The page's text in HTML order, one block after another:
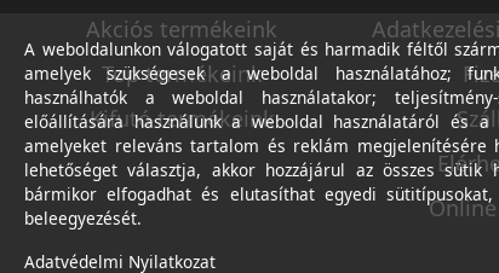
Akciós termékeink
Top termékeink
Kifutó termékeink
A weboldalunkon válogatott saját és harmadik féltől
amelyek szükségesek a weboldal használatához;
használhatók a weboldal használatakor;
előállítására használunk a weboldal használatáról és
amelyeket releváns tartalom és reklám megjelenítésére
lehetőséget választja, akkor hozzájárul az összes sütik
bármikor elfogadhat és elutasíthat egyedi
beleegyezését.
Adatvédelmi Nyilatkozat